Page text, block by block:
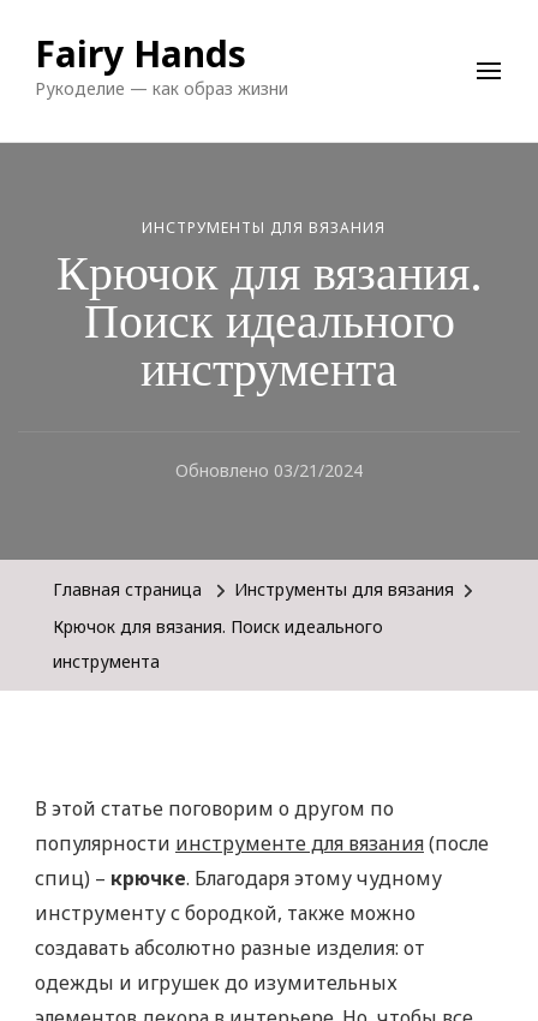
Fairy Hands
Рукоделие — как образ жизни
ИНСТРУМЕНТЫ ДЛЯ ВЯЗАНИЯ
Крючок для вязания.
Поиск идеального
инструмента
Обновлено 03/21/2024
Главная страница
Инструменты для вязания
Крючок для вязания. Поиск идеального
инструмента
В этой статье поговорим о другом по
популярности инструменте для вязания(после
спиц) – крючке. Благодаря этому чудному
инструменту с бородкой, также можно
создавать абсолютно разные изделия: от
одежды и игрушек до изумительных